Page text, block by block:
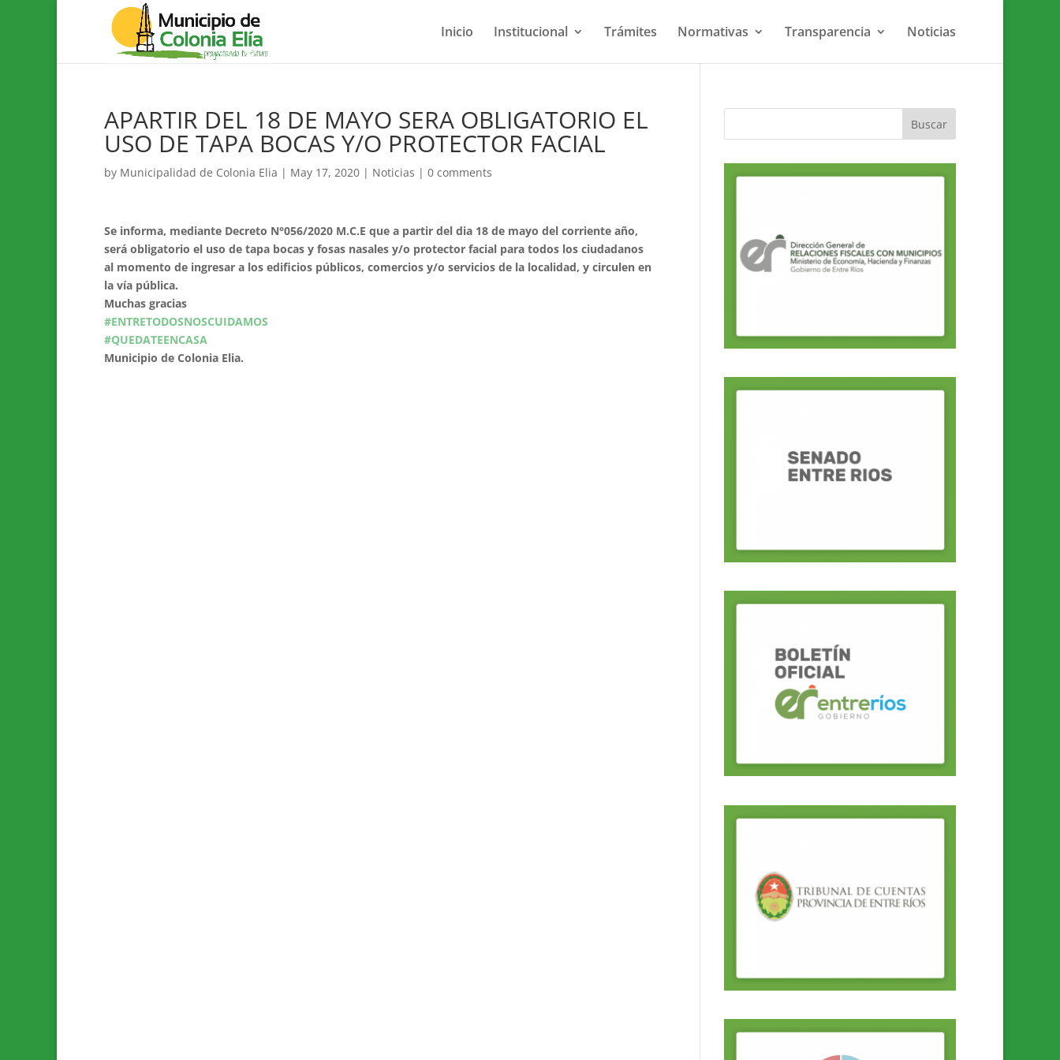
Inicio Institucional Trámites Normativas Transparencia Noticias
APARTIR DEL 18 DE MAYO SERA OBLIGATORIO EL
USO DE TAPA BOCAS Y/O PROTECTOR FACIAL
by Municipalidad de Colonia Elia | May 17, 2020 | Noticias | 0 comments
Se informa, mediante Decreto N°056/2020 M.C.E que a partir del dia 18 de mayo del corriente año,
será obligatorio el uso de tapa bocas y fosas nasales y/o protector facial para todos los ciudadanos
al momento de ingresar a los edificios públicos, comercios y/o servicios de la localidad, y circulen en
la vía pública.
Muchas gracias
#ENTRETODOSNOSCUIDAMOS
#QUEDATEENCASA
Municipio de Colonia Elia.